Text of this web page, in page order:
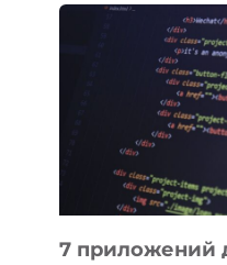
ДЛЯ
7 приложений